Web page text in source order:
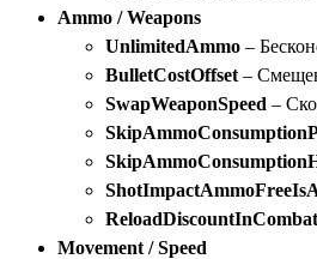
Ammo / Weapons
UnlimitedAmmo –
BulletCostOffset –
SwapWeaponSpeed –
Movement / Speed